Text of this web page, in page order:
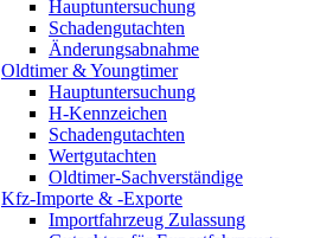
Hauptuntersuchung
Schadengutachten
Änderungsabnahme
Oldtimer & Youngtimer
Hauptuntersuchung
H-Kennzeichen
Schadengutachten
Wertgutachten
Oldtimer-Sachverständige
Kfz-Importe & -Exporte
Importfahrzeug Zulassung